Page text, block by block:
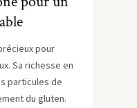
pour
Sa richesse en
particules de
du gluten.